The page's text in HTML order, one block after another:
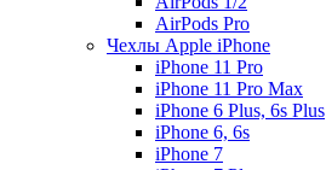
AirPods Pro
Чехлы Apple iPhone
iPhone 11 Pro
iPhone 11 Pro Max
iPhone 6 Plus, 6s Plus
iPhone 6, 6s
iPhone 7